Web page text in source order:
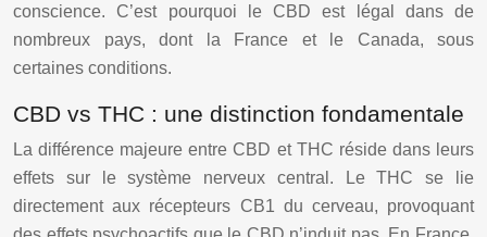
conscience. C’est pourquoi le CBD est légal dans de
nombreux pays, dont la France et le Canada, sous
certaines conditions.
CBD vs THC : une distinction fondamentale
La différence majeure entre CBD et THC réside dans leurs
effets sur le système nerveux central. Le THC se lie
directement aux récepteurs CB1 du cerveau, provoquant